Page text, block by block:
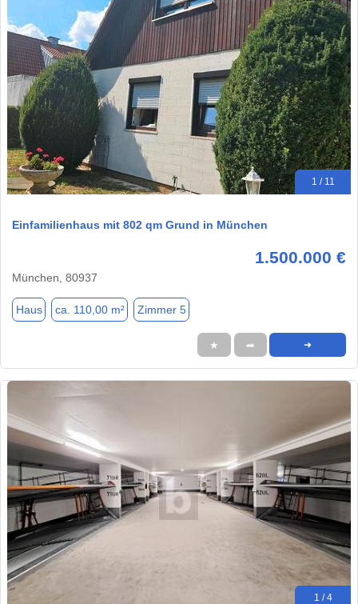
1 / 11
Einfamilienhaus mit 802 qm Grund in München
1.500.000 €
München, 80937
Haus ca. 110,00 m² Zimmer 5
★ ➦ ➜
1 / 4